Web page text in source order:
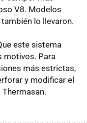
V8. Modelos
también lo llevaron.
este sistema
motivos. Para
más estrictas,
y modificar el